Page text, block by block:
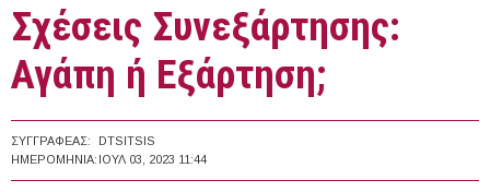
Σχέσεις Συνεξάρτησης:
Αγάπη ή Εξάρτηση;
ΣΥΓΓΡΑΦΈΑΣ:
DTSITSIS
ΗΜΕΡΟΜΗΝΊΑ: ΙΟΥΛ 03, 2023 11:44